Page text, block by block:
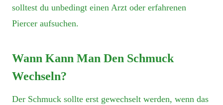
solltest du unbedingt einen Arzt oder erfahrenen
Piercer aufsuchen.
Wann Kann Man Den Schmuck
Wechseln?
Der Schmuck sollte erst gewechselt werden, wenn das